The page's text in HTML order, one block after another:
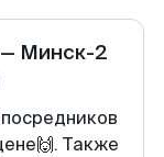
— Минск-2
Также